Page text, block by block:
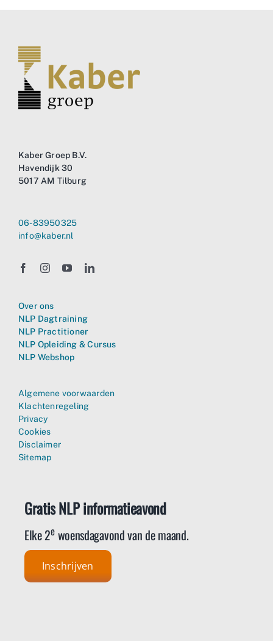
Kaber Groep B.V.
Havendijk 30
5017 AM Tilburg
06-83950325
info@kaber.nl
Over ons
NLP Dagtraining
NLP Practitioner
NLP Opleiding & Cursus
NLP Webshop
Algemene voorwaarden
Klachtenregeling
Privacy
Cookies
Disclaimer
Sitemap
Gratis NLP informatieavond
Elke 2ewoensdagavond van de maand.
Inschrijven